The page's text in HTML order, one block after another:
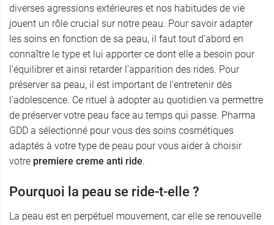
diverses agressions extérieures et nos habitudes de vie
jouent un rôle crucial sur notre peau. Pour savoir adapter
les soins en fonction de sa peau, il faut tout d’abord en
connaître le type et lui apporter ce dont elle a besoin pour
l’équilibrer et ainsi retarder l’apparition des rides. Pour
préserver sa peau, il est important de l’entretenir dès
l’adolescence. Ce rituel à adopter au quotidien va permettre
de préserver votre peau face au temps qui passe. Pharma
GDD a sélectionné pour vous des soins cosmétiques
adaptés à votre type de peau pour vous aider à choisir
votre premiere creme anti ride.
Pourquoi la peau se ride-t-elle ?
La peau est en perpétuel mouvement, car elle se renouvelle